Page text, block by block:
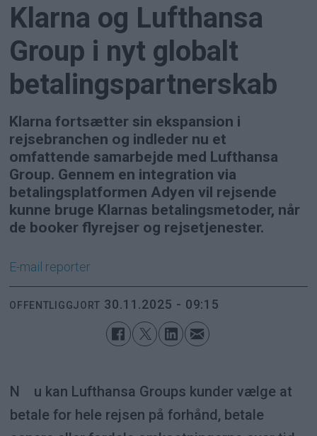
Klarna og Lufthansa
Group i nyt globalt
betalingspartnerskab
Klarna fortsætter sin ekspansion i
rejsebranchen og indleder nu et
omfattende samarbejde med Lufthansa
Group. Gennem en integration via
betalingsplatformen Adyen vil rejsende
kunne bruge Klarnas betalingsmetoder, når
de booker flyrejser og rejsetjenester.
E-mail reporter
OFFENTLIGGJORT 30.11.2025 - 09:15
Nu kan Lufthansa Groups kunder vælge at
betale for hele rejsen på forhånd, betale